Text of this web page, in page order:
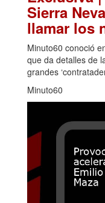
Sierra
llamar los
Minuto60 conoció
que da detalles de
grandes
Minuto60